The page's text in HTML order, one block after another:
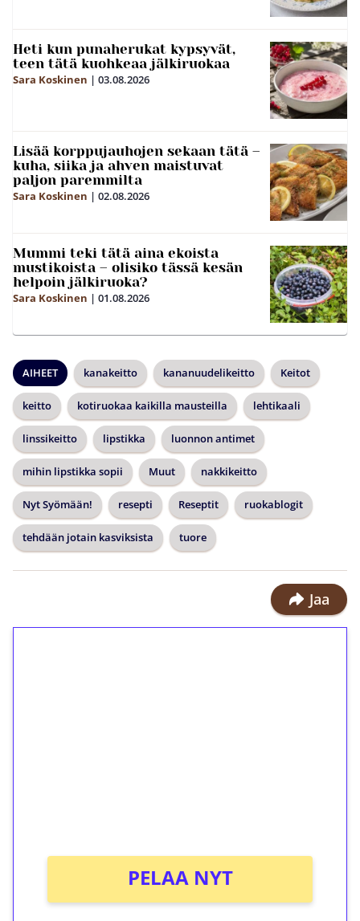
Heti kun punaherukat kypsyvät,
teen tätä kuohkeaa jälkiruokaa
Sara Koskinen | 03.08.2026
Lisää korppujauhojen sekaan tätä –
kuha, siika ja ahven maistuvat
paljon paremmilta
Sara Koskinen | 02.08.2026
Mummi teki tätä aina ekoista
mustikoista – olisiko tässä kesän
helpoin jälkiruoka?
Sara Koskinen | 01.08.2026
AIHEET kanakeitto kananuudelikeitto Keitot
keitto kotiruokaa kaikilla mausteilla lehtikaali
linssikeitto lipstikka luonnon antimet
mihin lipstikka sopii Muut nakkikeitto
Nyt Syömään! resepti Reseptit ruokablogit
tehdään jotain kasviksista tuore
Jaa
PELAA NYT